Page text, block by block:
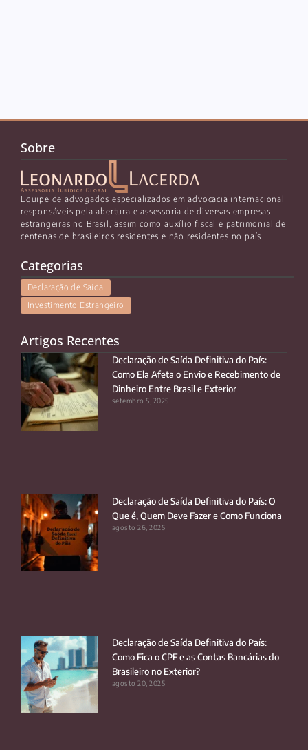
Sobre
Equipe de advogados especializados em advocacia internacional
responsáveis pela abertura e assessoria de diversas empresas
estrangeiras no Brasil, assim como auxílio fiscal e patrimonial de
centenas de brasileiros residentes e não residentes no país.
Categorias
Declaração de Saída
Investimento Estrangeiro
Artigos Recentes
Declaração de Saída Definitiva do País:
Como Ela Afeta o Envio e Recebimento de
Dinheiro Entre Brasil e Exterior
setembro 5, 2025
Declaração de Saída Definitiva do País: O
Que é, Quem Deve Fazer e Como Funciona
agosto 26, 2025
Declaração de Saída Definitiva do País:
Como Fica o CPF e as Contas Bancárias do
Brasileiro no Exterior?
agosto 20, 2025